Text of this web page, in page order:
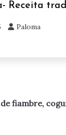
Receita
Paloma
fiambre,